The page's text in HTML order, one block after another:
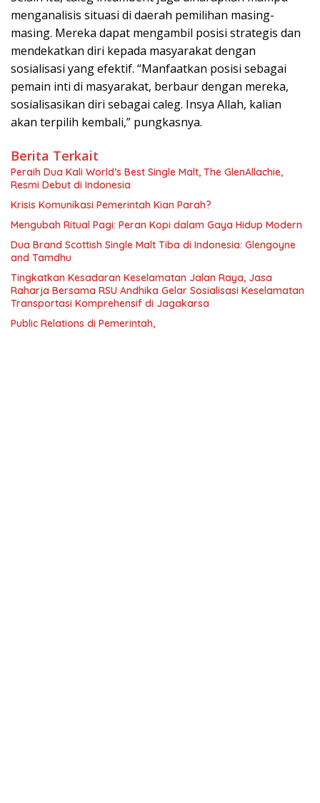
menganalisis situasi di daerah pemilihan masing-
masing. Mereka dapat mengambil posisi strategis dan
mendekatkan diri kepada masyarakat dengan
sosialisasi yang efektif. “Manfaatkan posisi sebagai
pemain inti di masyarakat, berbaur dengan mereka,
sosialisasikan diri sebagai caleg. Insya Allah, kalian
akan terpilih kembali,” pungkasnya.
Berita Terkait
Peraih Dua Kali World’s Best Single Malt, The GlenAllachie,
Resmi Debut di Indonesia
Krisis Komunikasi Pemerintah Kian Parah?
Mengubah Ritual Pagi: Peran Kopi dalam Gaya Hidup Modern
Dua Brand Scottish Single Malt Tiba di Indonesia: Glengoyne
and Tamdhu
Tingkatkan Kesadaran Keselamatan Jalan Raya, Jasa
Raharja Bersama RSU Andhika Gelar Sosialisasi Keselamatan
Transportasi Komprehensif di Jagakarsa
Public Relations di Pemerintah,